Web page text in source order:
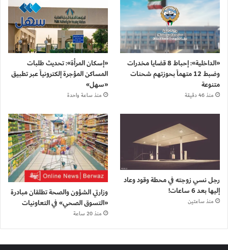
«الداخلية»: إحباط 8 قضايا مخدرات
وضبط 12 متهماً بحوزتهم شحنات
متنوعة
منذ 46 دقيقة
«إسكان المرأة»: تحديث طلبات
المساكن المؤجرة إلكترونياً عبر تطبيق
«سهل»
منذ ساعة واحدة
رجل نسي زوجته في محطة وقود وعاد
إليها بعد 6 ساعات!
منذ ساعتين
وزارتي الشؤون والصحة تطلقان مبادرة
«التسوق الصحي» في التعاونيات
منذ 20 ساعة